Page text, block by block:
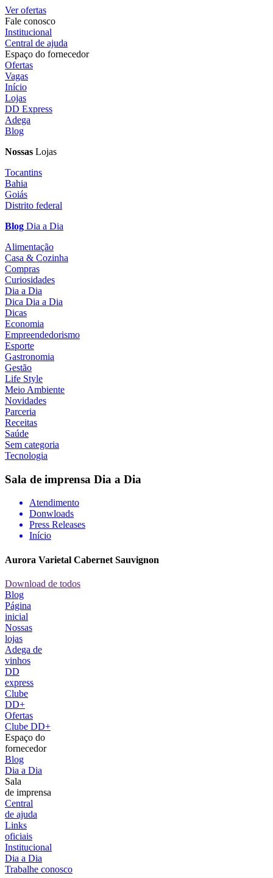
Ver ofertas
Fale conosco
Institucional
Central de ajuda
Espaço do fornecedor
Ofertas
Vagas
Início
Lojas
DD Express
Adega
Blog
Nossas Lojas
Tocantins
Bahia
Goiás
Distrito federal
Blog Dia a Dia
Alimentação
Casa & Cozinha
Compras
Curiosidades
Dia a Dia
Dica Dia a Dia
Dicas
Economia
Empreendedorismo
Esporte
Gastronomia
Gestão
Life Style
Meio Ambiente
Novidades
Parceria
Receitas
Saúde
Sem categoria
Tecnologia
Sala de imprensa Dia a Dia
Atendimento
Donwloads
Press Releases
Início
Aurora Varietal Cabernet Sauvignon
Download de todos
Blog
Página
inicial
Nossas
lojas
Adega de
vinhos
DD
express
Clube
DD+
Ofertas
Clube DD+
Espaço do
fornecedor
Blog
Dia a Dia
Sala
de imprensa
Central
de ajuda
Links
oficiais
Institucional
Dia a Dia
Trabalhe conosco